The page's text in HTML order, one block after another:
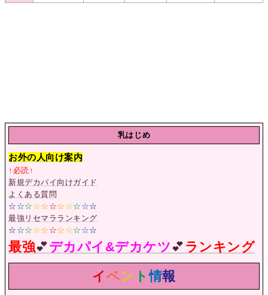
乳はじめ
お外の人向け案内
↑必読↑
新規デカパイ向けガイド
よくある質問
☆ ☆☆ ☆☆ ☆☆ ☆☆ ☆☆
最強リセマラランキング
☆ ☆☆ ☆☆ ☆☆ ☆☆ ☆☆
最強💕デカパイ&デカケツ💕 ランキング
イ ベン ト情報